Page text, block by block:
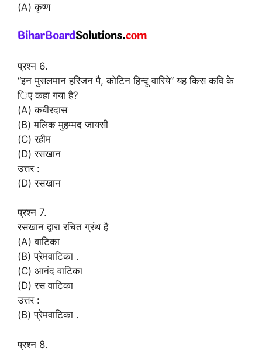
(A) कृष्ण
प्रश्न 6.
“इन मुसलमान हरिजन पै, कोटिन हिन्दू वारिये” यह किस कवि के
िए कहा गया है?
(A) कबीरदास
(B) मलिक मुहम्मद जायसी
(C) रहीम
(D) रसखान
उत्तर :
(D) रसखान
प्रश्न 7.
रसखान द्वारा रचित ग्रंथ है
(A) वाटिका
(B) प्रेमवाटिका .
(C) आनंद वाटिका
(D) रस वाटिका
उत्तर :
(B) प्रेमवाटिका .
प्रश्न 8.